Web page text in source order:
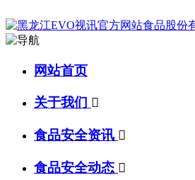
网站首页
关于我们 
食品安全资讯 
食品安全动态 